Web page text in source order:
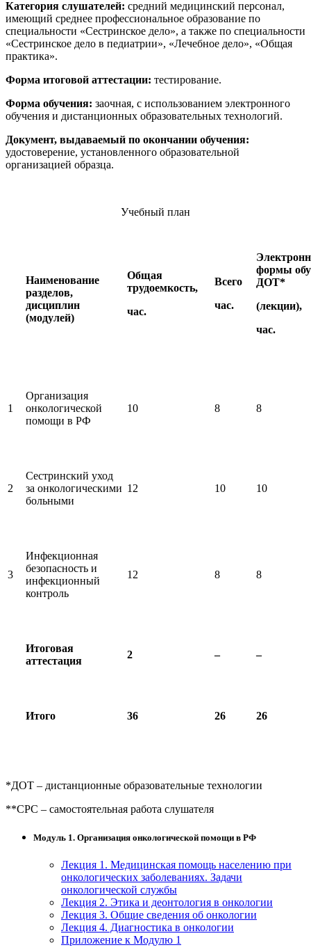
Категория слушателей: средний медицинский персонал,
имеющий среднее профессиональное образование по
специальности «Сестринское дело», а также по специальности
«Сестринское дело в педиатрии», «Лечебное дело», «Общая
практика».
Форма итоговой аттестации: тестирование.
Форма обучения: заочная, с использованием электронного
обучения и дистанционных образовательных технологий.
Документ, выдаваемый по окончании обучения:
удостоверение, установленного образовательной
организацией образца.
Учебный план
Наименование
разделов,
дисциплин
(модулей)
Общая
трудоемкость,
час.
Всего
час.
формы
ДОТ*
(лекции),
час.
1
Организация
онкологической
помощи в РФ
10 8 8
2
Сестринский уход
за онкологическими
больными
12 10 10
3
Инфекционная
безопасность и
инфекционный
контроль
12 8 8
Итоговая
аттестация
2 – –
Итого 36 26 26
*ДОТ – дистанционные образовательные технологии
**СРС – самостоятельная работа слушателя
Модуль 1. Организация онкологической помощи в РФ
Лекция 1. Медицинская помощь населению при
онкологических заболеваниях. Задачи
онкологической службы
Лекция 2. Этика и деонтология в онкологии
Лекция 3. Общие сведения об онкологии
Лекция 4. Диагностика в онкологии
Приложение к Модулю 1